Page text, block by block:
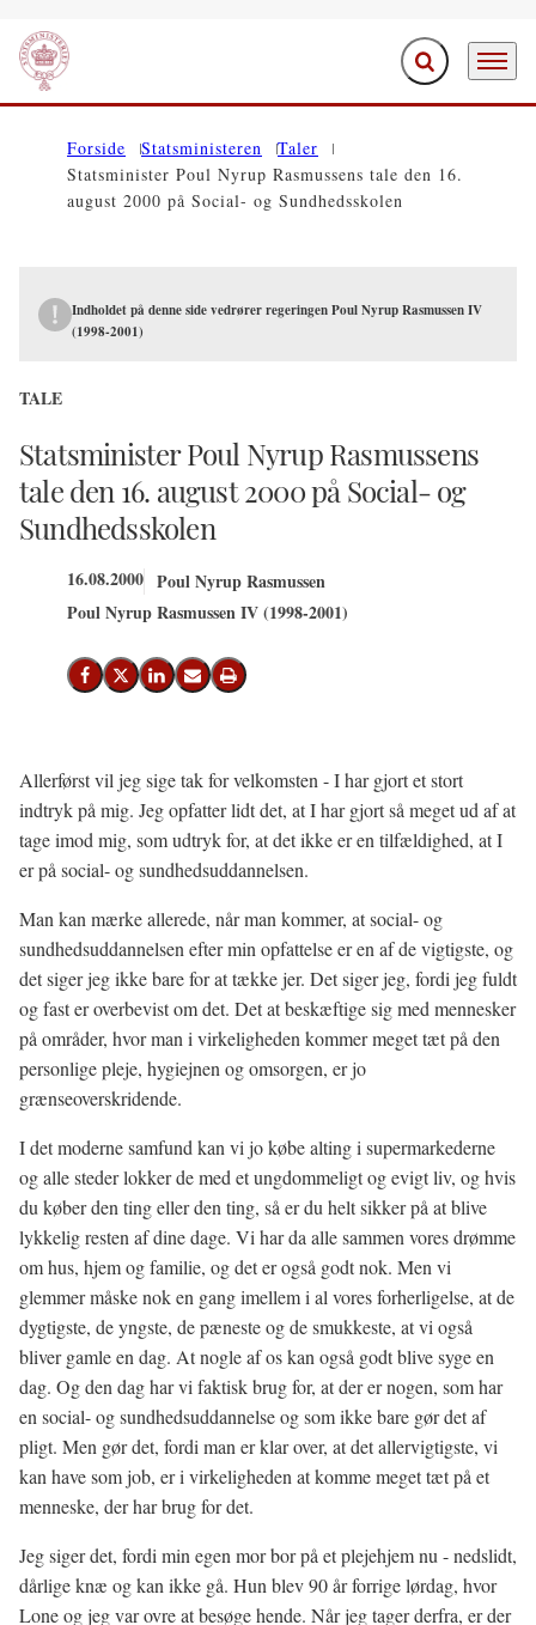
Gå til forsiden Fold søgefelt ud
Menu
Forside Statsministeren
Taler
Statsminister Poul Nyrup Rasmussens tale den 16.
august 2000 på Social- og Sundhedsskolen
Indholdet på denne side vedrører regeringen Poul Nyrup Rasmussen IV
(1998-2001)
TALE
Statsminister Poul Nyrup Rasmussens
tale den 16. august 2000 på Social- og
Sundhedsskolen
16.08.2000 Poul Nyrup Rasmussen
Poul Nyrup Rasmussen IV (1998-2001)
Del på Facebook
Del på X (Twitter)
Del på LinkedIn
Send email
Print
Allerførst vil jeg sige tak for velkomsten - I har gjort et stort
indtryk på mig. Jeg opfatter lidt det, at I har gjort så meget ud af at
tage imod mig, som udtryk for, at det ikke er en tilfældighed, at I
er på social- og sundhedsuddannelsen.
Man kan mærke allerede, når man kommer, at social- og
sundhedsuddannelsen efter min opfattelse er en af de vigtigste, og
det siger jeg ikke bare for at tække jer. Det siger jeg, fordi jeg fuldt
og fast er overbevist om det. Det at beskæftige sig med mennesker
på områder, hvor man i virkeligheden kommer meget tæt på den
personlige pleje, hygiejnen og omsorgen, er jo
grænseoverskridende.
I det moderne samfund kan vi jo købe alting i supermarkederne
og alle steder lokker de med et ungdommeligt og evigt liv, og hvis
du køber den ting eller den ting, så er du helt sikker på at blive
lykkelig resten af dine dage. Vi har da alle sammen vores drømme
om hus, hjem og familie, og det er også godt nok. Men vi
glemmer måske nok en gang imellem i al vores forherligelse, at de
dygtigste, de yngste, de pæneste og de smukkeste, at vi også
bliver gamle en dag. At nogle af os kan også godt blive syge en
dag. Og den dag har vi faktisk brug for, at der er nogen, som har
en social- og sundhedsuddannelse og som ikke bare gør det af
pligt. Men gør det, fordi man er klar over, at det allervigtigste, vi
kan have som job, er i virkeligheden at komme meget tæt på et
menneske, der har brug for det.
Jeg siger det, fordi min egen mor bor på et plejehjem nu - nedslidt,
dårlige knæ og kan ikke gå. Hun blev 90 år forrige lørdag, hvor
Lone og jeg var ovre at besøge hende. Når jeg tager derfra, er der